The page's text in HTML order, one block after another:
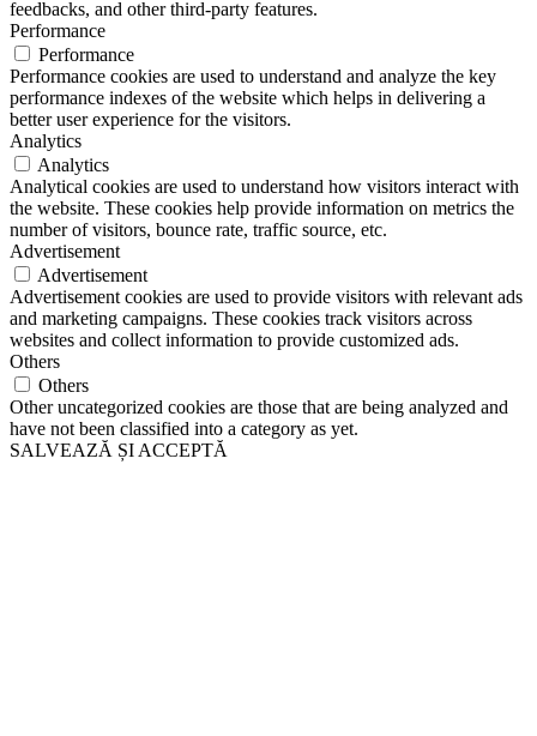
feedbacks, and other third-party features.
Performance
Performance
Performance cookies are used to understand and analyze the key
performance indexes of the website which helps in delivering a
better user experience for the visitors.
Analytics
Analytics
Analytical cookies are used to understand how visitors interact with
the website. These cookies help provide information on metrics the
number of visitors, bounce rate, traffic source, etc.
Advertisement
Advertisement
Advertisement cookies are used to provide visitors with relevant ads
and marketing campaigns. These cookies track visitors across
websites and collect information to provide customized ads.
Others
Others
Other uncategorized cookies are those that are being analyzed and
have not been classified into a category as yet.
SALVEAZĂ ȘI ACCEPTĂ